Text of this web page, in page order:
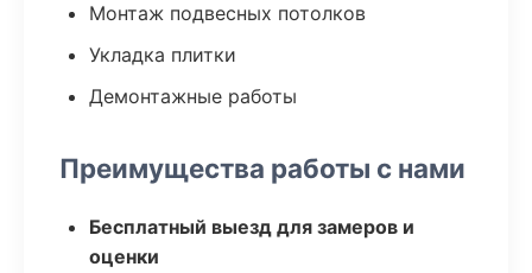
Монтаж подвесных потолков
Укладка плитки
Демонтажные работы
Преимущества работы с нами
Бесплатный выезд для замеров и
оценки